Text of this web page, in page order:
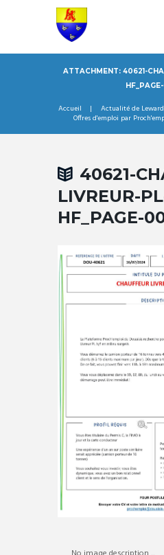
ATTACHMENT: 40621-
Accueil Actualité de
Offres d'emploi par
40621-
LIVREUR-
HF_PAGE-